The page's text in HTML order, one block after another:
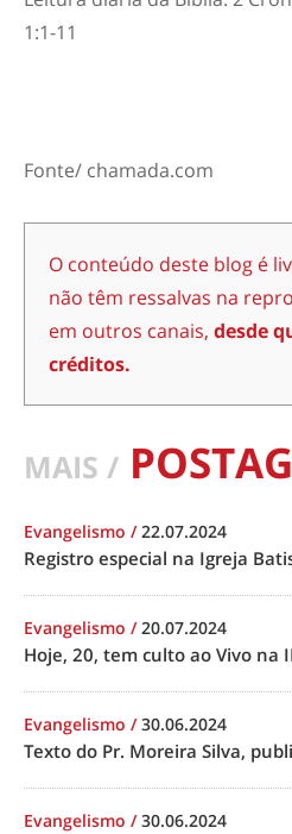
1:1-11
Fonte/ chamada.com
O conteúdo deste blog é
não têm ressalvas na
em outros canais, desde
créditos.
MAIS /
Evangelismo /22.07.2024
Registro especial na Igreja
Evangelismo /20.07.2024
Hoje, 20, tem culto ao Vivo na
Evangelismo /30.06.2024
Texto do Pr. Moreira Silva,
Evangelismo /30.06.2024